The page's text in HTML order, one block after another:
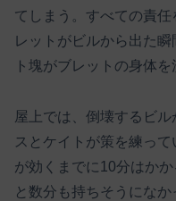
てしまう。すべての責
レットがビルから出た
ト塊がブレットの身体を
屋上では、倒壊するビ
スとケイトが策を練っ
が効くまでに10分はか
と数分も持ちそうにな